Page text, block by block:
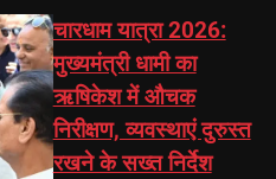
चारधाम यात्रा 2026:
मुख्यमंत्री धामी का
ऋषिकेश में औचक
निरीक्षण, व्यवस्थाएं दुरुस्त
रखने के सख्त निर्देश